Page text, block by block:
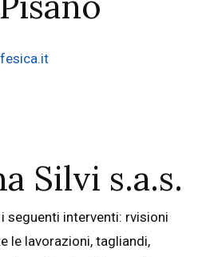
Silvi s.a.s.
seguenti interventi: rvisioni
le lavorazioni, tagliandi,